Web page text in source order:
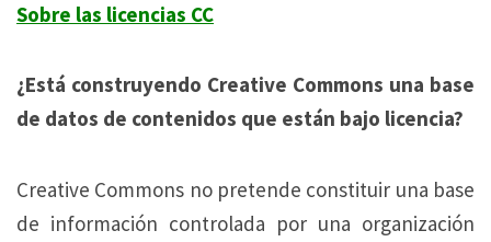
Sobre las licencias CC
¿Está construyendo Creative Commons una base
de datos de contenidos que están bajo licencia?
Creative Commons no pretende constituir una base
de información controlada por una organización